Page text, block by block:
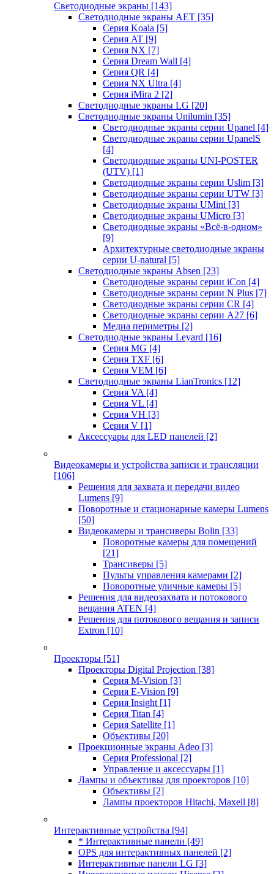
Светодиодные экраны [143]
Светодиодные экраны AET [35]
Cерия Koala [5]
Серия AT [9]
Серия NX [7]
Серия Dream Wall [4]
Серия QR [4]
Серия NX Ultra [4]
Серия iMira 2 [2]
Светодиодные экраны LG [20]
Светодиодные экраны Unilumin [35]
Светодиодные экраны серии Upanel [4]
Светодиодные экраны серии UpanelS
[4]
Светодиодные экраны UNI-POSTER
(UTV) [1]
Светодиодные экраны серии Uslim [3]
Светодиодные экраны серии UTW [3]
Светодиодные экраны UMini [3]
Светодиодные экраны UMicro [3]
Светодиодные экраны «Всё-в-одном»
[9]
Архитектурные светодиодные экраны
серии U-natural [5]
Светодиодные экраны Absen [23]
Светодиодные экраны серии iCon [4]
Светодиодные экраны серии N Plus [7]
Светодиодные экраны серии CR [4]
Светодиодные экраны серии А27 [6]
Медиа периметры [2]
Светодиодные экраны Leyard [16]
Серия MG [4]
Серия TXF [6]
Серия VEM [6]
Светодиодные экраны LianTronics [12]
Серия VA [4]
Серия VL [4]
Серия VH [3]
Серия V [1]
Аксессуары для LED панелей [2]
Видеокамеры и устройства записи и трансляции
[106]
Решения для захвата и передачи видео
Lumens [9]
Поворотные и стационарные камеры Lumens
[50]
Видеокамеры и трансиверы Bolin [33]
Поворотные камеры для помещений
[21]
Трансиверы [5]
Пульты управления камерами [2]
Поворотные уличные камеры [5]
Решения для видеозахвата и потокового
вещания ATEN [4]
Решения для потокового вещания и записи
Extron [10]
Проекторы [51]
Проекторы Digital Projection [38]
Серия M-Vision [3]
Серия E-Vision [9]
Серия Insight [1]
Серия Titan [4]
Серия Satellite [1]
Объективы [20]
Проекционные экраны Adeo [3]
Серия Professional [2]
Управление и аксессуары [1]
Лампы и объективы для проекторов [10]
Объективы [2]
Лампы проекторов Hitachi, Maxell [8]
Интерактивные устройства [94]
* Интерактивные панели [49]
OPS для интерактивных панелей [2]
Интерактивные панели LG [3]